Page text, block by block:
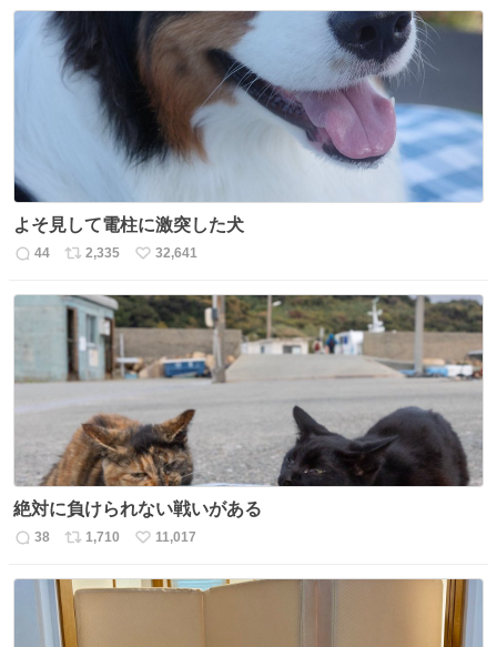
数
ス
ト
数
ね
よそ見して電柱に激突した犬
返
数
44
リ
ス
ト
数
2,335
い
ね
数
32,641
絶対に負けられない戦いがある
返
38
リ
ス
ト
数
1,710
い
ね
11,017